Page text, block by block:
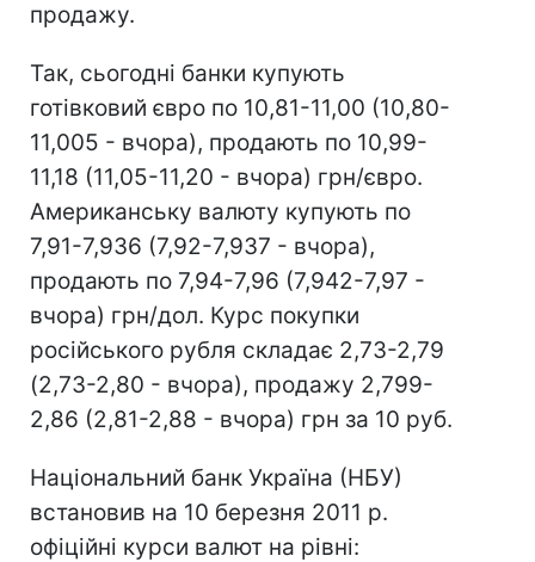
продажу.
Так, сьогодні банки купують
готівковий євро по 10,81-11,00 (10,80-
11,005 - вчора), продають по 10,99-
11,18 (11,05-11,20 - вчора) грн/євро.
Американську валюту купують по
7,91-7,936 (7,92-7,937 - вчора),
продають по 7,94-7,96 (7,942-7,97 -
вчора) грн/дол. Курс покупки
російського рубля складає 2,73-2,79
(2,73-2,80 - вчора), продажу 2,799-
2,86 (2,81-2,88 - вчора) грн за 10 руб.
Національний банк Україна (НБУ)
встановив на 10 березня 2011 р.
офіційні курси валют на рівні: